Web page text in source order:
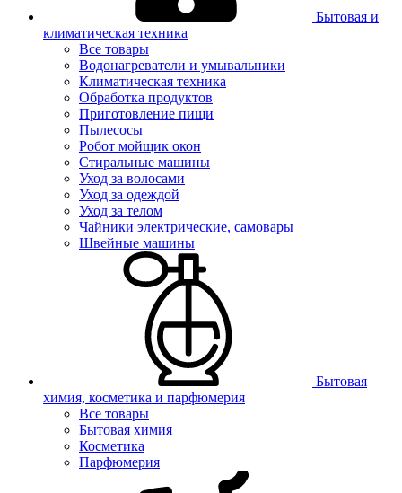
Бытовая и
климатическая техника
Все товары
Водонагреватели и умывальники
Климатическая техника
Обработка продуктов
Приготовление пищи
Пылесосы
Робот мойщик окон
Стиральные машины
Уход за волосами
Уход за одеждой
Уход за телом
Чайники электрические, самовары
Швейные машины
Бытовая
химия, косметика и парфюмерия
Все товары
Бытовая химия
Косметика
Парфюмерия